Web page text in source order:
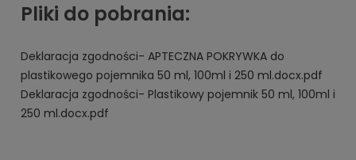
Pliki do pobrania:
Deklaracja zgodności- APTECZNA POKRYWKA do
plastikowego pojemnika 50 ml, 100ml i 250 ml.docx.pdf
Deklaracja zgodności- Plastikowy pojemnik 50 ml, 100ml i
250 ml.docx.pdf